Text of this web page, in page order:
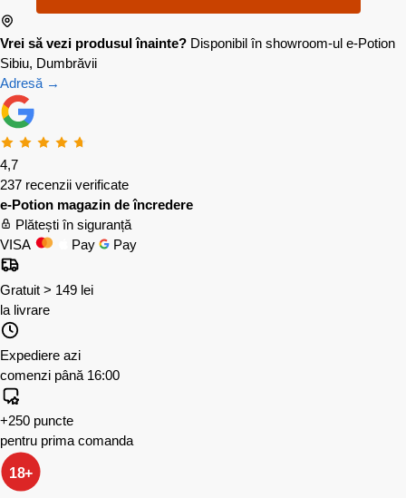
Vrei să vezi produsul înainte? Disponibil în showroom-ul e-Potion
Sibiu, Dumbrăvii
Adresă →
4,7
237 recenzii verificate
e-Potion magazin de încredere
Plătești în siguranță
VISA
Pay Pay
Gratuit > 149 lei
la livrare
Expediere azi
comenzi până 16:00
+250 puncte
pentru prima comanda
18+